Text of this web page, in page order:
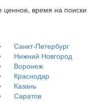
время на поиски
Санкт-Петербург
Нижний Новгород
Воронеж
Краснодар
Казань
Саратов